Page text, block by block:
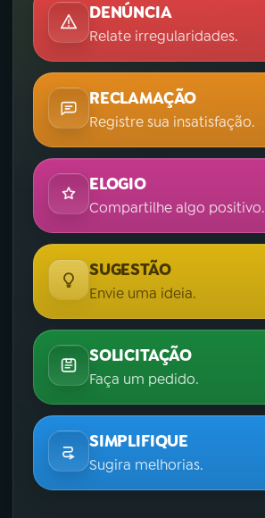
DENÚNCIA
Relate irregularidades.
RECLAMAÇÃO
Registre sua insatisfação.
ELOGIO
Compartilhe algo positivo.
SUGESTÃO
Envie uma ideia.
SOLICITAÇÃO
Faça um pedido.
SIMPLIFIQUE
Sugira melhorias.